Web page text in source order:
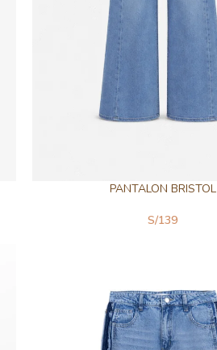
PANTALON BRISTOL
S/139